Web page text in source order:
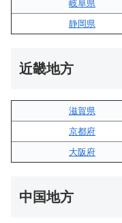
岐阜県
静岡県
近畿地方
滋賀県
京都府
大阪府
中国地方